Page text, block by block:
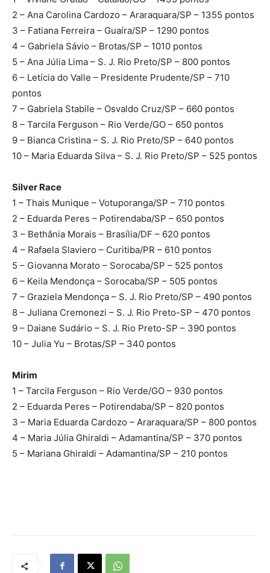
2 – Ana Carolina Cardozo – Araraquara/SP – 1355 pontos
3 – Fatiana Ferreira – Guaíra/SP – 1290 pontos
4 – Gabriela Sávio – Brotas/SP – 1010 pontos
5 – Ana Júlia Lima – S. J. Rio Preto/SP – 800 pontos
6 – Letícia do Valle – Presidente Prudente/SP – 710
pontos
7 – Gabriela Stabile – Osvaldo Cruz/SP – 660 pontos
8 – Tarcila Ferguson – Rio Verde/GO – 650 pontos
9 – Bianca Cristina – S. J. Rio Preto/SP – 640 pontos
10 – Maria Eduarda Silva – S. J. Rio Preto/SP – 525 pontos
Silver Race
1 – Thais Munique – Votuporanga/SP – 710 pontos
2 – Eduarda Peres – Potirendaba/SP – 650 pontos
3 – Bethânia Morais – Brasília/DF – 620 pontos
4 – Rafaela Slaviero – Curitiba/PR – 610 pontos
5 – Giovanna Morato – Sorocaba/SP – 525 pontos
6 – Keila Mendonça – Sorocaba/SP – 505 pontos
7 – Graziela Mendonça – S. J. Rio Preto/SP – 490 pontos
8 – Juliana Cremonezi – S. J. Rio Preto-SP – 470 pontos
9 – Daiane Sudário – S. J. Rio Preto-SP – 390 pontos
10 – Julia Yu – Brotas/SP – 340 pontos
Mirim
1 – Tarcila Ferguson – Rio Verde/GO – 930 pontos
2 – Eduarda Peres – Potirendaba/SP – 820 pontos
3 – Maria Eduarda Cardozo – Araraquara/SP – 800 pontos
4 – Maria Júlia Ghiraldi – Adamantina/SP – 370 pontos
5 – Mariana Ghiraldi – Adamantina/SP – 210 pontos